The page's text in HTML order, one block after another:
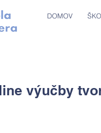
DOMOV
výučby